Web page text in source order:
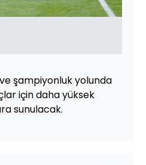
şampiyonluk yolunda
için daha yüksek
sunulacak.